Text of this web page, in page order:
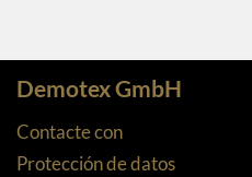
Demotex GmbH
Contacte con
Protección de datos